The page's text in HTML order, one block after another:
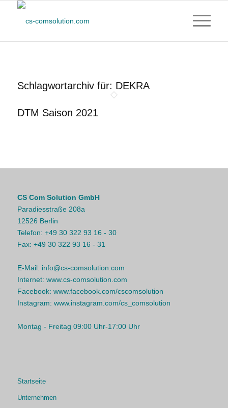
Schlagwortarchiv für: DEKRA
DTM Saison 2021
CS Com Solution GmbH
Paradiesstraße 208a
12526 Berlin
Telefon: +49 30 322 93 16 - 30
Fax: +49 30 322 93 16 - 31
E-Mail: info@cs-comsolution.com
Internet: www.cs-comsolution.com
Facebook: www.facebook.com/cscomsolution
Instagram: www.instagram.com/cs_comsolution
Montag - Freitag 09:00 Uhr-17:00 Uhr
Startseite
Unternehmen